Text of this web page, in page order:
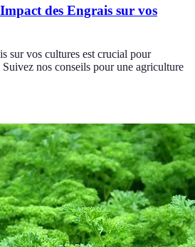
des Engrais sur vos
sur vos cultures est crucial pour
nos conseils pour une agriculture